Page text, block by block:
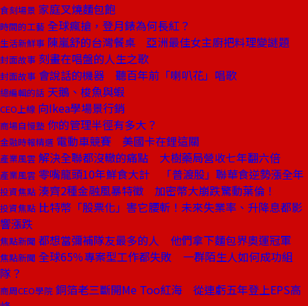
食刻場景 家庭叉燒麵包飽
時間的工藝 全球瘋搶，登月錶為何長紅？
生活新鮮事 陳嵐舒的台灣餐桌 亞洲最佳女主廚把料理變謎題
封面故事 刻畫在唱盤的人生之歌
封面故事 會說話的機器 聽百年前「喇叭花」唱歌
總編輯的話 天鵝、梭魚與蝦
CEO上線 向Ikea學場景行銷
商場自慢塾 你的管理半徑有多大？
金融時報精選 電動車競賽 美國卡在鋰這關
產業風雲 解決全聯都沒轍的痛點 大樹藥局營收七年翻六倍
產業風雲 零嘴龍頭10年鮮食大計 「普渡股」聯華食逆勢漲全年
投資焦點 湊齊2種金融風暴特徵 加密幣大崩跌驚動葉倫！
投資焦點 比特幣「股票化」害它腰斬！未來失業率、升降息都影
響漲跌
焦點新聞 都想當彌補隊友最多的人 他們拿下麵包界奧運冠軍
焦點新聞 全球65％專案型工作都失敗 一群陌生人如何成功組
隊？
商周CEO學院 銅箔老三斷開Me Too紅海 從連虧五年登上EPS高